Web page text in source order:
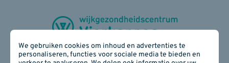
We gebruiken cookies om inhoud en advertenties te
personaliseren, functies voor sociale media te bieden en